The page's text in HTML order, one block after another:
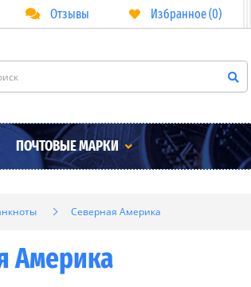
Отзывы Избранное (0)
ПОЧТОВЫЕ МАРКИ
Северная Америка
Америка